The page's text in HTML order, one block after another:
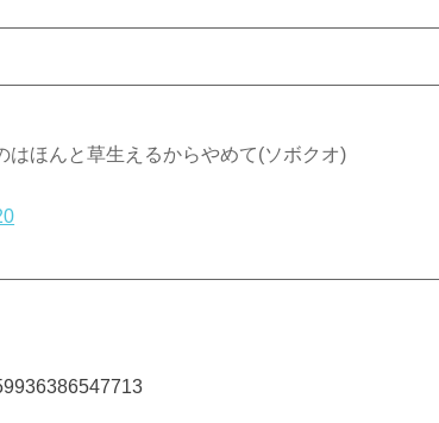
ほんと草生えるからやめて(ソボクオ)